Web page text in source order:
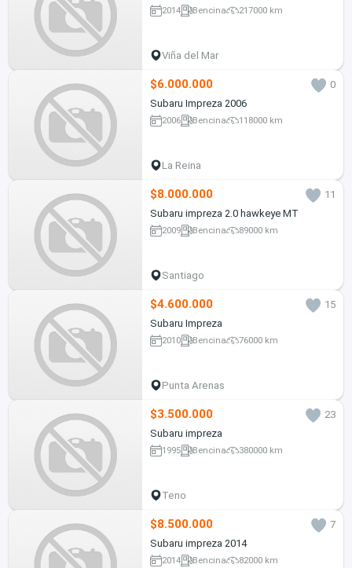
2014 Bencina 217000 km
Viña del Mar
$6.000.000
0
Subaru Impreza 2006
2006 Bencina 118000 km
La Reina
$8.000.000
11
Subaru impreza 2.0 hawkeye MT
2009 Bencina 89000 km
Santiago
$4.600.000
15
Subaru Impreza
2010 Bencina 76000 km
Punta Arenas
$3.500.000
23
Subaru impreza
1995 Bencina 380000 km
Teno
$8.500.000
7
Subaru impreza 2014
2014 Bencina 82000 km